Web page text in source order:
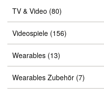
TV & Video (80)
Videospiele (156)
Wearables (13)
Wearables Zubehör (7)